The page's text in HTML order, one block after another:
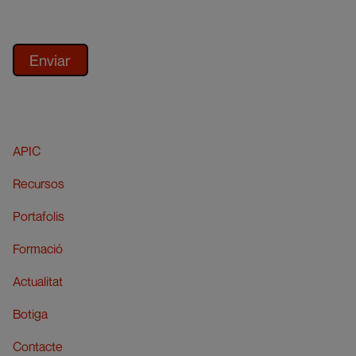
APIC
Recursos
Portafolis
Formació
Actualitat
Botiga
Contacte